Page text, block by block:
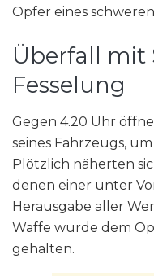
Opfer eines
Überfall mit
Fesselung
Gegen 4.20 Uhr
seines Fahrzeugs,
Plötzlich näherten
denen einer unter
Herausgabe aller
Waffe wurde dem
gehalten.